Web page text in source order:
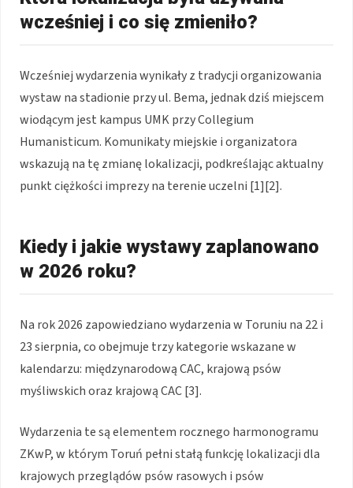
wcześniej i co się zmieniło?
Wcześniej wydarzenia wynikały z tradycji organizowania
wystaw na stadionie przy ul. Bema, jednak dziś miejscem
wiodącym jest kampus UMK przy Collegium
Humanisticum. Komunikaty miejskie i organizatora
wskazują na tę zmianę lokalizacji, podkreślając aktualny
punkt ciężkości imprezy na terenie uczelni [1][2].
Kiedy i jakie wystawy zaplanowano
w 2026 roku?
Na rok 2026 zapowiedziano wydarzenia w Toruniu na 22 i
23 sierpnia, co obejmuje trzy kategorie wskazane w
kalendarzu: międzynarodową CAC, krajową psów
myśliwskich oraz krajową CAC [3].
Wydarzenia te są elementem rocznego harmonogramu
ZKwP, w którym Toruń pełni stałą funkcję lokalizacji dla
krajowych przeglądów psów rasowych i psów